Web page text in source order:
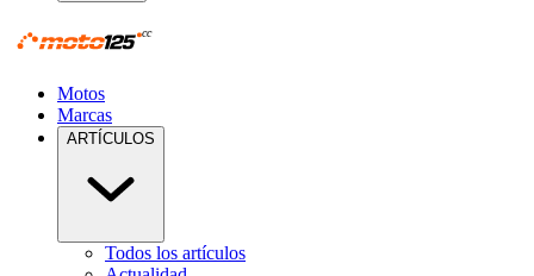
Motos
Marcas
ARTÍCULOS
Todos los artículos